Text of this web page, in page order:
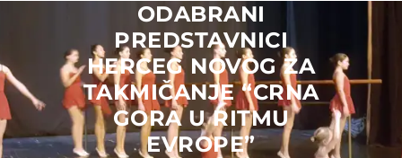
ODABRANI
PREDSTAVNICI
HERCEG NOVOG ZA
TAKMIČANJE “CRNA
GORA U RITMU
EVROPE”